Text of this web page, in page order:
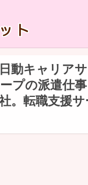
日動キャリア
プの派遣仕
。転職支援